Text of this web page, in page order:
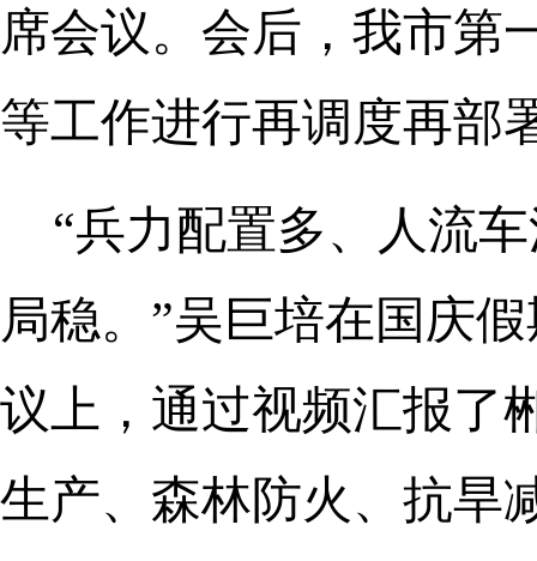
席会议。会后，我市第
等工作进行再调度再部
“兵力配置多、人流
局稳。”吴巨培在国庆
议上，通过视频汇报了
生产、森林防火、抗旱